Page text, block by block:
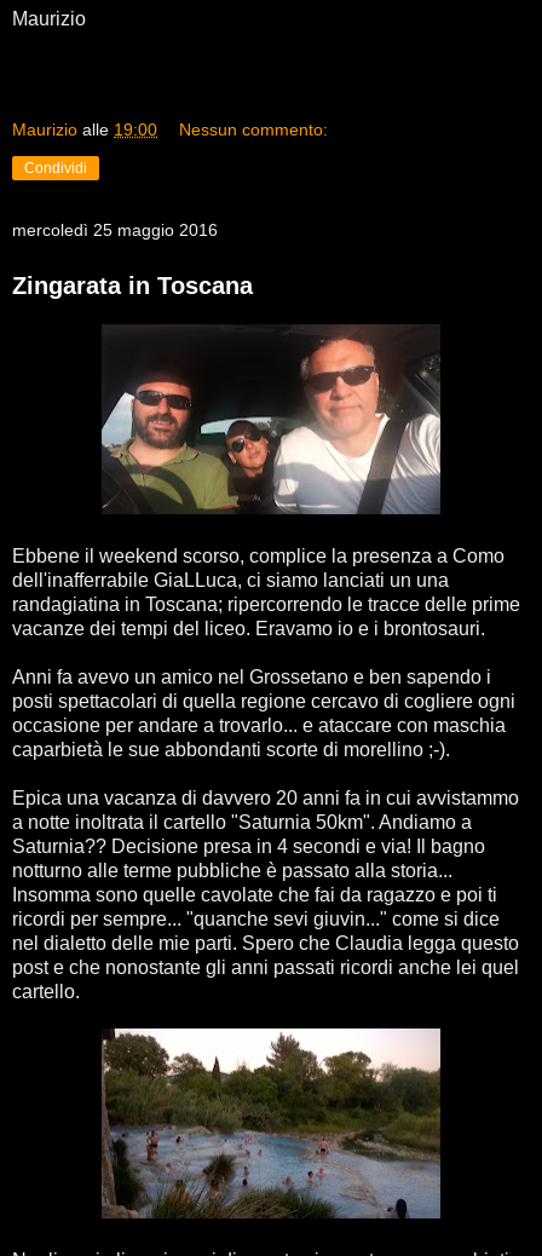
Maurizio
Maurizio alle 19:00 Nessun commento:
Condividi
mercoledì 25 maggio 2016
Zingarata in Toscana
Ebbene il weekend scorso, complice la presenza a Como
dell'inafferrabile GiaLLuca, ci siamo lanciati un una
randagiatina in Toscana; ripercorrendo le tracce delle prime
vacanze dei tempi del liceo. Eravamo io e i brontosauri.
Anni fa avevo un amico nel Grossetano e ben sapendo i
posti spettacolari di quella regione cercavo di cogliere ogni
occasione per andare a trovarlo... e ataccare con maschia
caparbietà le sue abbondanti scorte di morellino ;-).
Epica una vacanza di davvero 20 anni fa in cui avvistammo
a notte inoltrata il cartello "Saturnia 50km". Andiamo a
Saturnia?? Decisione presa in 4 secondi e via! Il bagno
notturno alle terme pubbliche è passato alla storia...
Insomma sono quelle cavolate che fai da ragazzo e poi ti
ricordi per sempre... "quanche sevi giuvin..." come si dice
nel dialetto delle mie parti. Spero che Claudia legga questo
post e che nonostante gli anni passati ricordi anche lei quel
cartello.